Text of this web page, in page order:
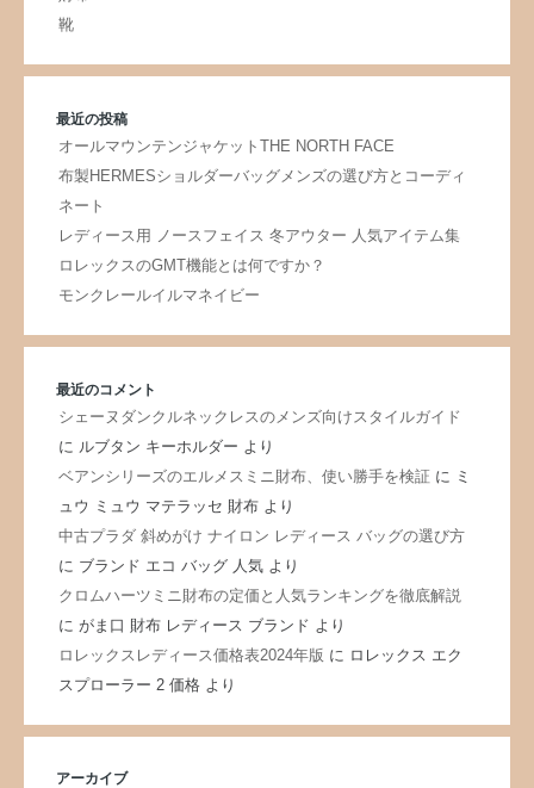
靴
最近の投稿
オールマウンテンジャケットTHE NORTH FACE
布製HERMESショルダーバッグメンズの選び方とコーディ
ネート
レディース用 ノースフェイス 冬アウター 人気アイテム集
ロレックスのGMT機能とは何ですか？
モンクレールイルマネイビー
最近のコメント
シェーヌダンクルネックレスのメンズ向けスタイルガイド
に ルブタン キーホルダー より
ベアンシリーズのエルメスミニ財布、使い勝手を検証に ミ
ュウ ミュウ マテラッセ 財布より
中古プラダ 斜めがけ ナイロン レディース バッグの選び方
に ブランド エコ バッグ 人気より
クロムハーツミニ財布の定価と人気ランキングを徹底解説
に がま口 財布 レディース ブランド より
ロレックスレディース価格表2024年版 に ロレックス エク
スプローラー 2 価格より
アーカイブ